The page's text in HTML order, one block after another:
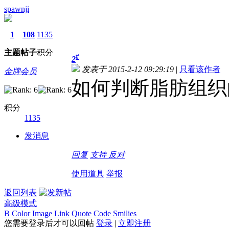
spawnji
1
主题
108
帖子
1135
积分
金牌会员
积分
1135
发消息
2#
发表于 2015-2-12 09:29:19 | 只看该作者
如何判断脂肪组
回复 支持 反对
使用道具 举报
返回列表
高级模式
B Color Image Link Quote Code Smilies
您需要登录后才可以回帖 登录 | 立即注册